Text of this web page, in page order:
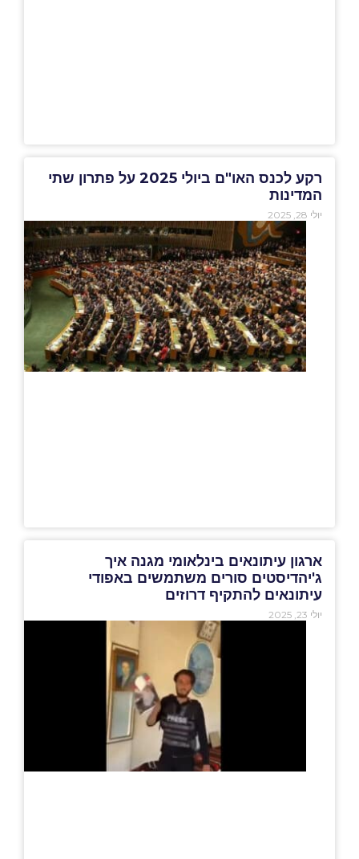
רקע לכנס האו"ם ביולי 2025 על פתרון שתי
המדינות
יולי 28, 2025
ארגון עיתונאים בינלאומי מגנה איך
ג'יהדיסטים סורים משתמשים באפודי
עיתונאים להתקיף דרוזים
יולי 23, 2025